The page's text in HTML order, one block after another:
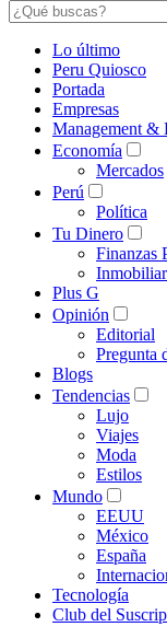
Lo último
Peru Quiosco
Portada
Empresas
Management &
Economía
Mercados
Perú
Política
Tu Dinero
Finanzas
Plus G
Opinión
Editorial
Pregunta
Blogs
Tendencias
Lujo
Viajes
Moda
Estilos
Mundo
EEUU
México
España
Tecnología
Club del